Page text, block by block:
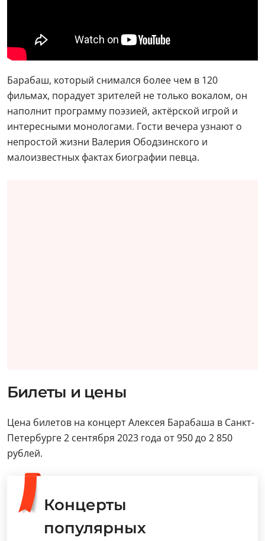
Барабаш, который снимался более чем в 120
фильмах, порадует зрителей не только вокалом, он
наполнит программу поэзией, актёрской игрой и
интересными монологами. Гости вечера узнают о
непростой жизни Валерия Ободзинского и
малоизвестных фактах биографии певца.
Билеты и цены
Цена билетов на концерт Алексея Барабаша в Санкт-
Петербурге 2 сентября 2023 года от 950 до 2 850
рублей.
Концерты
популярных